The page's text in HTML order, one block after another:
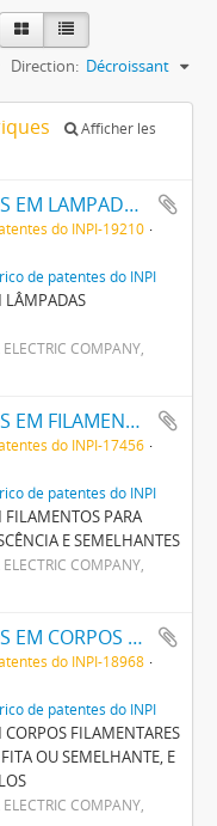
Direction: Décroissant
Afficher les
APERFEIÇOAMENTOS EM LAMPADAS INCANDESCENTES
do INPI-19210
de patentes do INPI
LÂMPADAS
COMPANY,
APERFEIÇOAMENTOS EM FILAMENTOS PARA LAMPADAS DE INCANDESCENCIA E SEMELHANTES
do INPI-17456
de patentes do INPI
FILAMENTOS PARA
E SEMELHANTES
COMPANY,
APERFEIÇOAMENTOS EM CORPOS FILAMENTARES OU COM FORMA DE FIO, FITA OU SEMELHANTE, E PROCESSO DE PREPARA-LOS
do INPI-18968
de patentes do INPI
FILAMENTARES
OU SEMELHANTE, E
COMPANY,